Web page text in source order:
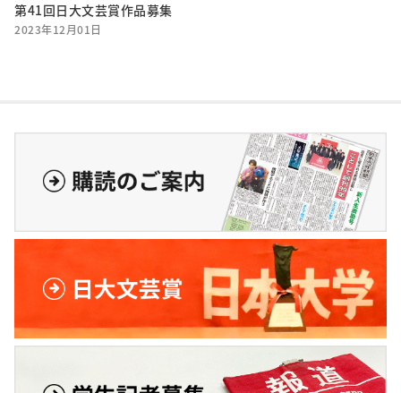
第41回日大文芸賞作品募集
2023年12月01日